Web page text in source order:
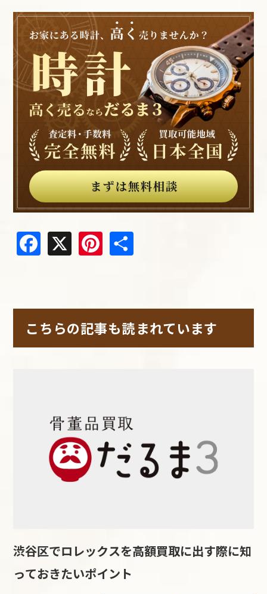
Facebook
X Pinterest
こちらの記事も読まれています
渋谷区でロレックスを高額買取に出す際に知
っておきたいポイント